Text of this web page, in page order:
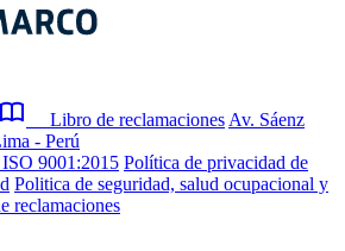
Libro de reclamaciones Av. Sáenz
- Perú
9001:2015 Política de privacidad de
Politica de seguridad, salud ocupacional y
reclamaciones